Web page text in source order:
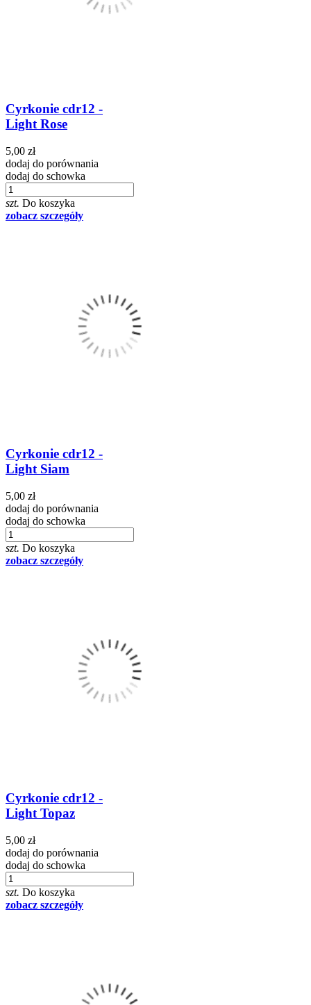
Cyrkonie cdr12 -
Light Rose
5,00 zł
dodaj do porównania
dodaj do schowka
szt. Do koszyka
zobacz szczegóły
Cyrkonie cdr12 -
Light Siam
5,00 zł
dodaj do porównania
dodaj do schowka
szt. Do koszyka
zobacz szczegóły
Cyrkonie cdr12 -
Light Topaz
5,00 zł
dodaj do porównania
dodaj do schowka
szt. Do koszyka
zobacz szczegóły